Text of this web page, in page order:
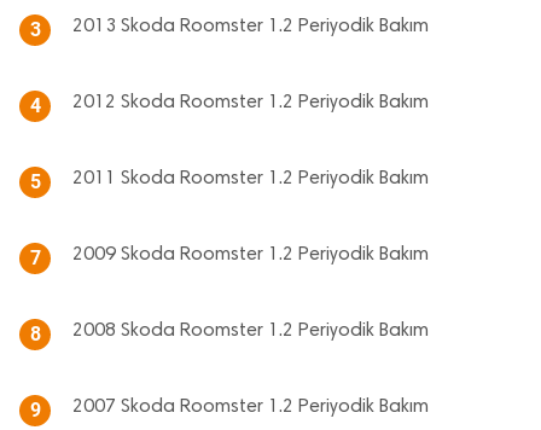
3 2013 Skoda Roomster 1.2 Periyodik Bakım
4 2012 Skoda Roomster 1.2 Periyodik Bakım
5 2011 Skoda Roomster 1.2 Periyodik Bakım
7 2009 Skoda Roomster 1.2 Periyodik Bakım
8 2008 Skoda Roomster 1.2 Periyodik Bakım
9 2007 Skoda Roomster 1.2 Periyodik Bakım